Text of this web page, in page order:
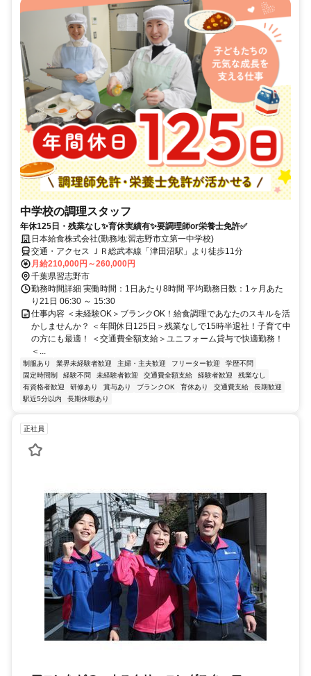
中学校の調理スタッフ
年休125日・残業なし✨育休実績有✨要調理師or栄養士免許✅
日本給食株式会社(勤務地:習志野市立第一中学校)
交通・アクセス ＪＲ総武本線「津田沼駅」より徒歩11分
月給210,000円～260,000円
千葉県習志野市
勤務時間詳細 実働時間：1日あたり8時間 平均勤務日数：1ヶ月あた
り21日 06:30 ～ 15:30
仕事内容 ＜未経験OK＞ブランクOK！給食調理であなたのスキルを活
かしませんか？ ＜年間休日125日＞残業なしで15時半退社！子育て中
の方にも最適！ ＜交通費全額支給＞ユニフォーム貸与で快適勤務！
＜...
制服あり 業界未経験者歓迎 主婦・主夫歓迎 フリーター歓迎
学歴不問
固定時間制
経験不問 未経験者歓迎 交通費全額支給 経験者歓迎
残業なし
有資格者歓迎
研修あり 賞与あり ブランクOK 育休あり 交通費支給
長期歓迎
駅近5分以内
長期休暇あり
正社員